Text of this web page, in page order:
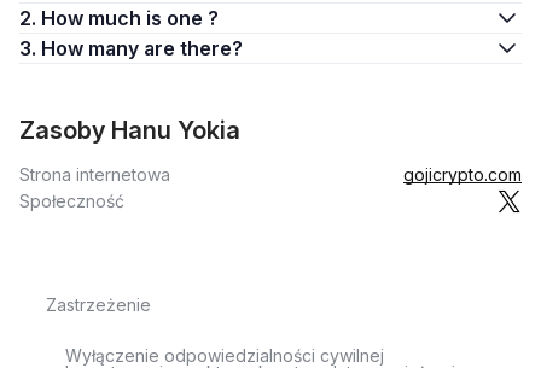
2. How much is one ?
3. How many are there?
Zasoby Hanu Yokia
Strona internetowa
gojicrypto.com
Społeczność
Zastrzeżenie
Wyłączenie odpowiedzialności cywilnej